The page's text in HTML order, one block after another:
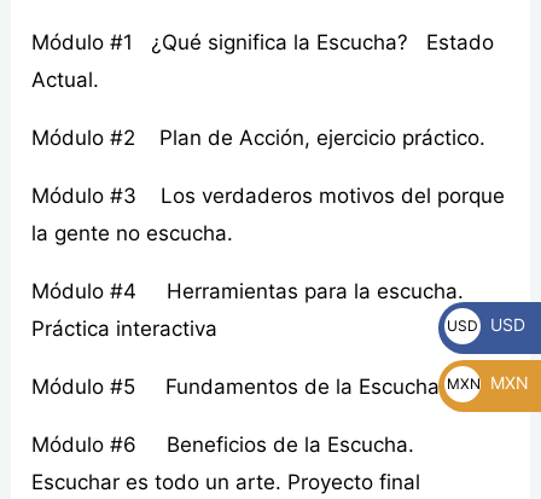
Módulo #1 ¿Qué significa la Escucha? Estado
Actual.
Módulo #2 Plan de Acción, ejercicio práctico.
Módulo #3 Los verdaderos motivos del porque
la gente no escucha.
Módulo #4 Herramientas para la escucha.
Práctica interactiva
Módulo #5 Fundamentos de la Escucha.
Módulo #6 Beneficios de la Escucha.
Escuchar es todo un arte. Proyecto final
USD USD
MXN MXN